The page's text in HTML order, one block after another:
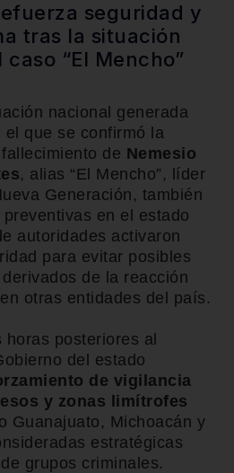
seguridad y
tras la situación
“El Mencho”
nacional generada
que se confirmó la
de Nemesio
, alias “El Mencho”, líder
Generación, también
en el estado
autoridades activaron
para evitar posibles
de la reacción
otras entidades del país.
posteriores al
del estado
de vigilancia
y zonas limítrofes
Guanajuato, Michoacán y
estratégicas
grupos criminales.